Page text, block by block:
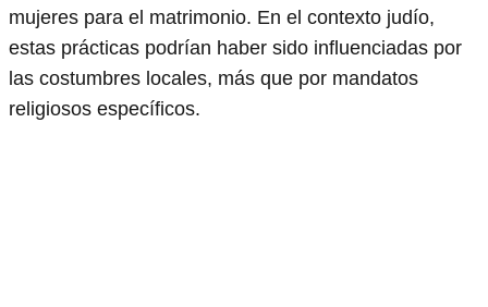
mujeres para el matrimonio. En el contexto judío,
estas prácticas podrían haber sido influenciadas por
las costumbres locales, más que por mandatos
religiosos específicos.